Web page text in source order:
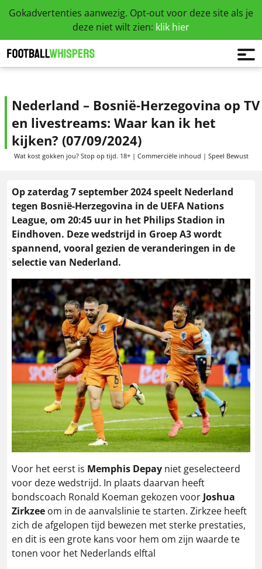
Gokadvertenties aanwezig. Opt-out voor deze site als je
deze niet wilt zien: klik hier
Nederland – Bosnië-Herzegovina op TV
en livestreams: Waar kan ik het
kijken? (07/09/2024)
Wat kost gokken jou? Stop op tijd. 18+ | Commerciële inhoud | Speel Bewust
Op zaterdag 7 september 2024 speelt Nederland
tegen Bosnië-Herzegovina in de UEFA Nations
League, om 20:45 uur in het Philips Stadion in
Eindhoven. Deze wedstrijd in Groep A3 wordt
spannend, vooral gezien de veranderingen in de
selectie van Nederland.
Voor het eerst is Memphis Depay niet geselecteerd
voor deze wedstrijd. In plaats daarvan heeft
bondscoach Ronald Koeman gekozen voor Joshua
Zirkzee om in de aanvalslinie te starten. Zirkzee heeft
zich de afgelopen tijd bewezen met sterke prestaties,
en dit is een grote kans voor hem om zijn waarde te
tonen voor het Nederlands elftal​